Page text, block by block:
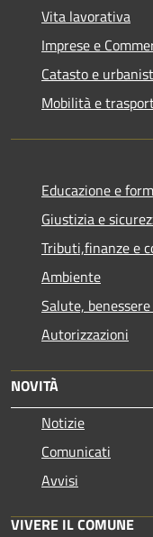
Vita lavorativa
Imprese e
Catasto e
Mobilità e
Educazione e
Giustizia e
Tributi,finanze e
Ambiente
Salute,
Autorizzazioni
NOVITÀ
Notizie
Comunicati
Avvisi
VIVERE IL COMUNE